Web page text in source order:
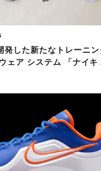
発した新たなトレーニン
ェア システム 「ナイキ